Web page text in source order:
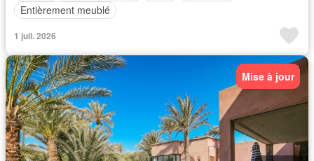
Entièrement meublé
1 juil. 2026
Mise à jour